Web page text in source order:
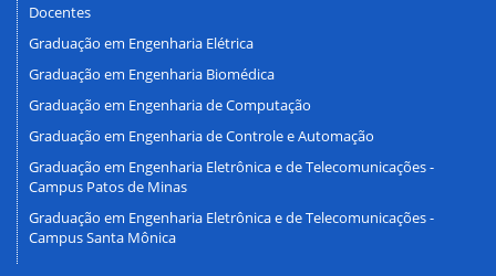
Docentes
Graduação em Engenharia Elétrica
Graduação em Engenharia Biomédica
Graduação em Engenharia de Computação
Graduação em Engenharia de Controle e Automação
Graduação em Engenharia Eletrônica e de Telecomunicações -
Campus Patos de Minas
Graduação em Engenharia Eletrônica e de Telecomunicações -
Campus Santa Mônica